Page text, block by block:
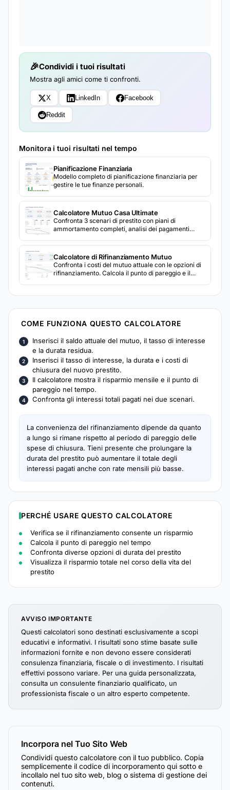
Condividi i tuoi risultati
Mostra agli amici come ti confronti.
X LinkedIn Facebook
Reddit
Monitora i tuoi risultati nel tempo
Pianificazione Finanziaria
Modello completo di pianificazione finanziaria per
gestire le tue finanze personali.
Calcolatore Mutuo Casa Ultimate
Confronta 3 scenari di prestito con piani di
ammortamento completi, analisi dei pagamenti
Calcolatore di Rifinanziamento Mutuo
Confronta i costi del mutuo attuale con le opzioni di
rifinanziamento. Calcola il punto di pareggio e il
COME FUNZIONA QUESTO CALCOLATORE
Inserisci il saldo attuale del mutuo, il tasso di interesse
e la durata residua.
Inserisci il tasso di interesse, la durata e i costi di
chiusura del nuovo prestito.
Il calcolatore mostra il risparmio mensile e il punto di
pareggio nel tempo.
Confronta gli interessi totali pagati nei due scenari.
La convenienza del rifinanziamento dipende da quanto
a lungo si rimane rispetto al periodo di pareggio delle
spese di chiusura. Tieni presente che prolungare la
durata del prestito può aumentare il totale degli
interessi pagati anche con rate mensili più basse.
PERCHÉ USARE QUESTO CALCOLATORE
Verifica se il rifinanziamento consente un risparmio
Calcola il punto di pareggio nel tempo
Confronta diverse opzioni di durata del prestito
Visualizza il risparmio totale nel corso della vita del
prestito
AVVISO IMPORTANTE
Questi calcolatori sono destinati esclusivamente a scopi
educativi e informativi. I risultati sono stime basate sulle
informazioni fornite e non devono essere considerati
consulenza finanziaria, fiscale o di investimento. I risultati
effettivi possono variare. Per una guida personalizzata,
consulta un consulente finanziario qualificato, un
professionista fiscale o un altro esperto competente.
Incorpora nel Tuo Sito Web
Condividi questo calcolatore con il tuo pubblico. Copia
semplicemente il codice di incorporamento qui sotto e
incollalo nel tuo sito web, blog o sistema di gestione dei
contenuti.